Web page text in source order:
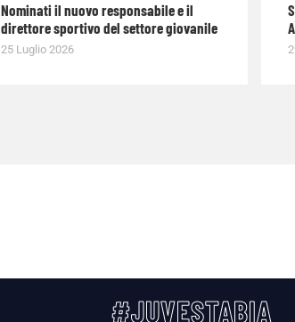
Nominati il nuovo responsabile e il
direttore sportivo del settore giovanile
25 Luglio 2026
#JUVESTABIA